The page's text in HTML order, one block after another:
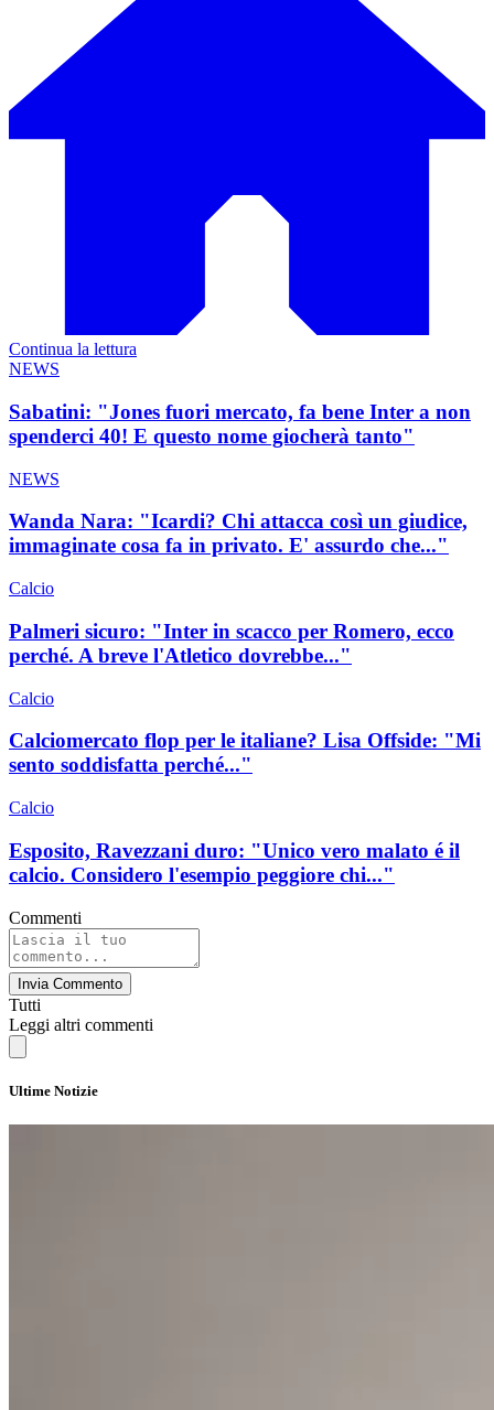
Continua la lettura
NEWS
Sabatini: "Jones fuori mercato, fa bene Inter a non
spenderci 40! E questo nome giocherà tanto"
NEWS
Wanda Nara: "Icardi? Chi attacca così un giudice,
immaginate cosa fa in privato. E' assurdo che..."
Calcio
Palmeri sicuro: "Inter in scacco per Romero, ecco
perché. A breve l'Atletico dovrebbe..."
Calcio
Calciomercato flop per le italiane? Lisa Offside: "Mi
sento soddisfatta perché..."
Calcio
Esposito, Ravezzani duro: "Unico vero malato é il
calcio. Considero l'esempio peggiore chi..."
Commenti
Invia Commento
Tutti
Leggi altri commenti
Ultime Notizie